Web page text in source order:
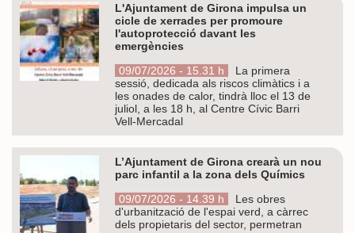
L'Ajuntament de Girona impulsa un
cicle de xerrades per promoure
l'autoprotecció davant les
emergències
09/07/2026 - 15.31 h
La primera
sessió, dedicada als riscos climàtics i a
les onades de calor, tindrà lloc el 13 de
juliol, a les 18 h, al Centre Cívic Barri
Vell-Mercadal
L’Ajuntament de Girona crearà un nou
parc infantil a la zona dels Químics
09/07/2026 - 14.39 h
Les obres
d'urbanització de l'espai verd, a càrrec
dels propietaris del sector, permetran